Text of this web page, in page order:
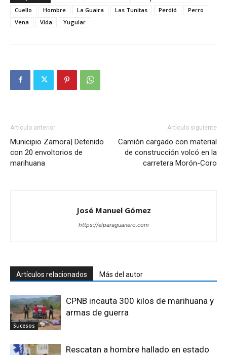
Cuello
Hombre La Guaira Las Tunitas Perdió
Perro
Vena
Vida Yugular
Artículo anterior
Municipio Zamora| Detenido
con 20 envoltorios de
marihuana
Artículo siguiente
Camión cargado con material
de construcción volcó en la
carretera Morón-Coro
José Manuel Gómez
https://elparaguanero.com
Artículos relacionados Más del autor
Sucesos
CPNB incauta 300 kilos de marihuana y
armas de guerra
Rescatan a hombre hallado en estado